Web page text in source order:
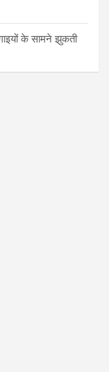
के सामने झुकती